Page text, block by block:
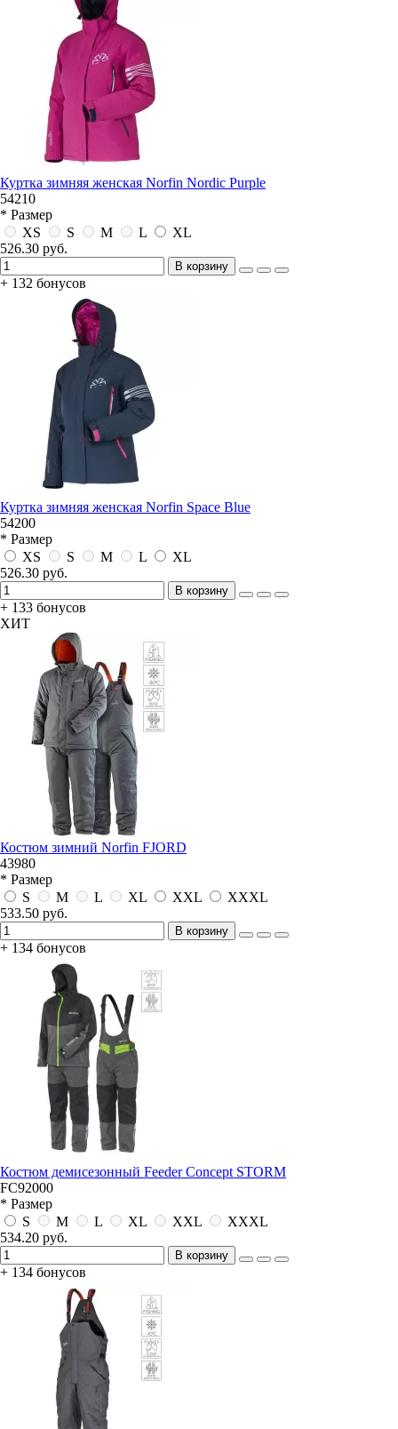
Куртка зимняя женская Norfin Nordic Purple
54210
* Размер
XS
S M L
XL
526.30 руб.
В корзину
+ 132 бонусов
Куртка зимняя женская Norfin Space Blue
54200
* Размер
XS
S M L
XL
526.30 руб.
В корзину
+ 133 бонусов
ХИТ
Костюм зимний Norfin FJORD
43980
* Размер
S
M L XL XXL
XXXL
533.50 руб.
В корзину
+ 134 бонусов
Костюм демисезонный Feeder Concept STORM
FC92000
* Размер
S
M L XL XXL
XXXL
534.20 руб.
В корзину
+ 134 бонусов